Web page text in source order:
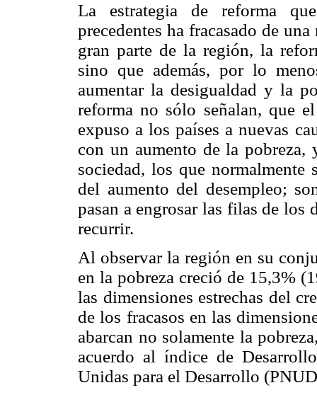
La estrategia de reforma
precedentes ha fracasado de
gran parte de la región, la
sino que además, por lo
aumentar la desigualdad y la
reforma no sólo señalan, que
expuso a los países a nuevas
con un aumento de la pobreza,
sociedad, los que normalmente
del aumento del desempleo;
pasan a engrosar las filas de los
recurrir.
Al observar la región en su
en la pobreza creció de 15,3%
las dimensiones estrechas del
de los fracasos en las
abarcan no solamente la
acuerdo al índice de
Unidas para el Desarrollo